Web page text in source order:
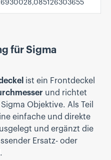
für Sigma
ist ein Frontdeckel
und richtet
Objektive. Als Teil
einfache und direkte
und ergänzt die
Ersatz- oder